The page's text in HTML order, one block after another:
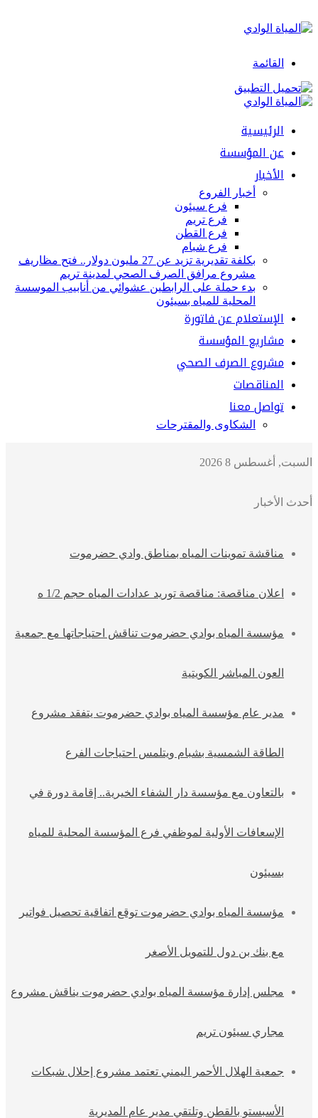
القائمة
الرئيسية
عن المؤسسة
الأخبار
أخبار الفروع
فرع سيئون
فرع تريم
فرع القطن
فرع شبام
بكلفة تقديرية تزيد عن 27 مليون دولار.. فتح مظاريف
مشروع مرافق الصرف الصحي لمدينة تريم
بدء حملة على الرابطين عشوائي من أنابيب الموسسة
المحلية للمياه بسيئون
الإستعلام عن فاتورة
مشاريع المؤسسة
مشروع الصرف الصحي
المناقصات
تواصل معنا
الشكاوى والمقترحات
السبت, أغسطس 8 2026
أحدث الأخبار
مناقشة تموينات المياه بمناطق وادي حضرموت
اعلان مناقصة: مناقصة توريد عدادات المياه حجم 1/2 ه
مؤسسة المياه بوادي حضرموت تناقش احتياجاتها مع جمعية
العون المباشر الكويتية
مدير عام مؤسسة المياه بوادي حضرموت يتفقد مشروع
الطاقة الشمسية بشبام ويتلمس احتياجات الفرع
بالتعاون مع مؤسسة دار الشفاء الخيرية.. إقامة دورة في
الإسعافات الأولية لموظفي فرع المؤسسة المحلية للمياه
بسيئون
مؤسسة المياه بوادي حضرموت توقع اتفاقية تحصيل فواتير
مع بنك بن دول للتمويل الأصغر
مجلس إدارة مؤسسة المياه بوادي حضرموت يناقش مشروع
مجاري سيئون تريم
جمعية الهلال الأحمر اليمني تعتمد مشروع إحلال شبكات
الأسبستو بالقطن وتلتقي مدير عام المديرية